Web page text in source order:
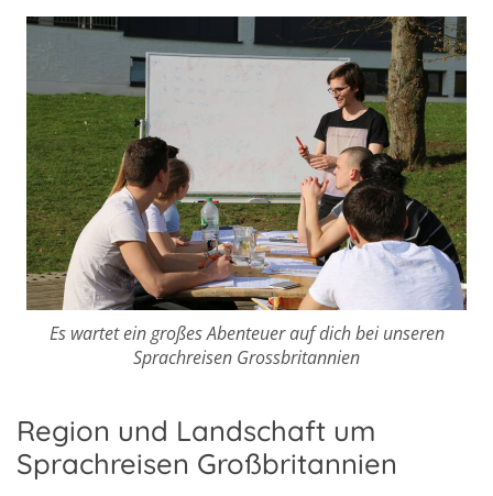
Es wartet ein großes Abenteuer auf dich bei unseren
Sprachreisen Grossbritannien
Region und Landschaft um
Sprachreisen Großbritannien